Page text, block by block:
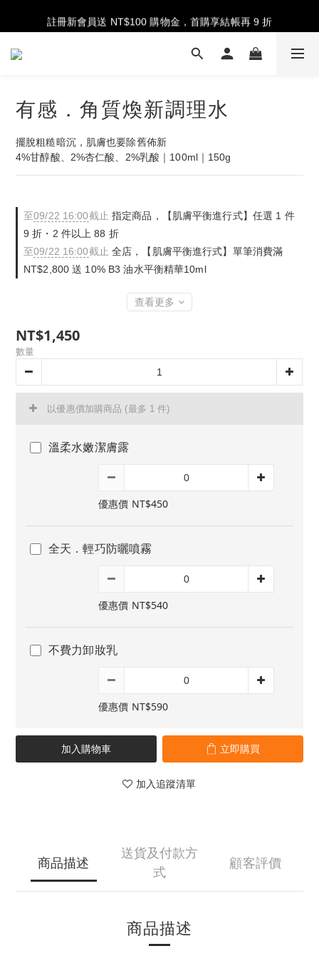
註冊新會員送 NT$100 購物金，首購享結帳再 9 折
註冊新會員送 NT$100 購物金，首購享結帳再 9 折
指定香氛系列 7 折
註冊新會員送 NT$100 購物金，首購享結帳再 9 折
有感．角質煥新調理水
擺脫粗糙暗沉，肌膚也要除舊佈新
4%甘醇酸、2%杏仁酸、2%乳酸｜100ml｜150g
至09/22 16:00截止 指定商品，【肌膚平衡進行式】任選 1 件
9 折・2 件以上 88 折
至09/22 16:00截止 全店，【肌膚平衡進行式】單筆消費滿
NT$2,800 送 10% B3 油水平衡精華10ml
查看更多
NT$1,450
數量
以優惠價加購商品 (最多 1 件)
溫柔水嫩潔膚露
優惠價 NT$450
全天．輕巧防曬噴霧
優惠價 NT$540
不費力卸妝乳
優惠價 NT$590
加入購物車 立即購買
加入追蹤清單
商品描述
送貨及付款方
式
顧客評價
商品描述